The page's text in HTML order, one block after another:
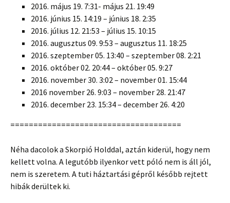
2016. május 19. 7:31- május 21. 19:49
2016. június 15. 14:19 – június 18. 2:35
2016. július 12. 21:53 – július 15. 10:15
2016. augusztus 09. 9:53 – augusztus 11. 18:25
2016. szeptember 05. 13:40 – szeptember 08. 2:21
2016. október 02. 20:44 – október 05. 9:27
2016. november 30. 3:02 – november 01. 15:44
2016 november 26. 9:03 – november 28. 21:47
2016. december 23. 15:34 – december 26. 4:20
=====================================
Néha dacolok a Skorpió Holddal, aztán kiderül, hogy nem
kellett volna. A legutóbb ilyenkor vett póló nem is áll jól,
nem is szeretem. A tuti háztartási gépről később rejtett
hibák derültek ki.